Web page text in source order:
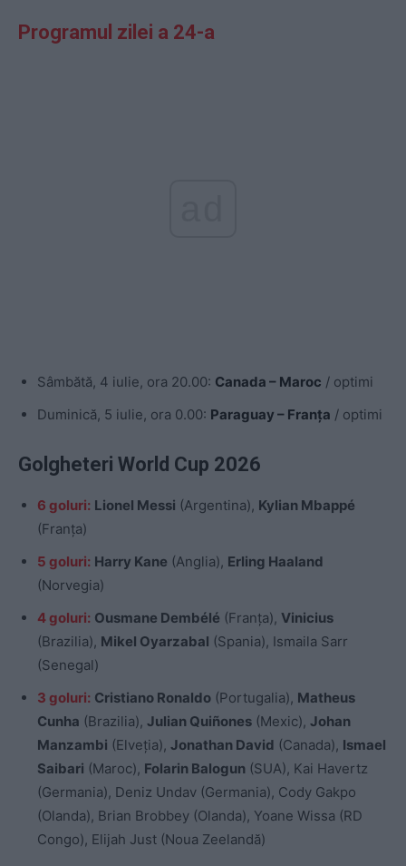
Programul zilei a 24-a
Sâmbătă, 4 iulie, ora 20.00: Canada – Maroc / optimi
Duminică, 5 iulie, ora 0.00: Paraguay – Franța / optimi
Golgheteri World Cup 2026
6 goluri: Lionel Messi (Argentina), Kylian Mbappé
(Franța)
5 goluri: Harry Kane (Anglia), Erling Haaland
(Norvegia)
4 goluri: Ousmane Dembélé (Franța), Vinicius
(Brazilia), Mikel Oyarzabal (Spania), Ismaila Sarr
(Senegal)
3 goluri: Cristiano Ronaldo (Portugalia), Matheus
Cunha (Brazilia), Julian Quiñones (Mexic), Johan
Manzambi (Elveția), Jonathan David (Canada), Ismael
Saibari (Maroc), Folarin Balogun (SUA), Kai Havertz
(Germania), Deniz Undav (Germania), Cody Gakpo
(Olanda), Brian Brobbey (Olanda), Yoane Wissa (RD
Congo), Elijah Just (Noua Zeelandă)